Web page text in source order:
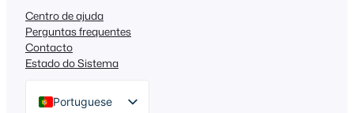
Centro de ajuda
Perguntas frequentes
Contacto
Estado do Sistema
Portuguese